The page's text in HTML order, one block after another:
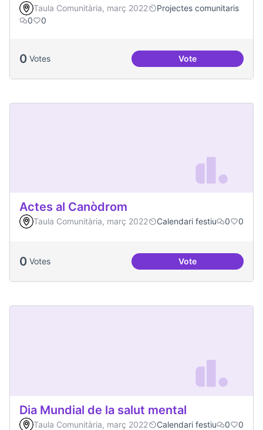
Taula Comunitària, març 2022
Projectes comunitaris
0
0
0 Votes VoteVilaveïna
Actes al Canòdrom
Taula Comunitària, març 2022 Calendari festiu 0 0
0 Votes VoteActes al Canòdrom
Dia Mundial de la salut mental
Taula Comunitària, març 2022 Calendari festiu 0 0